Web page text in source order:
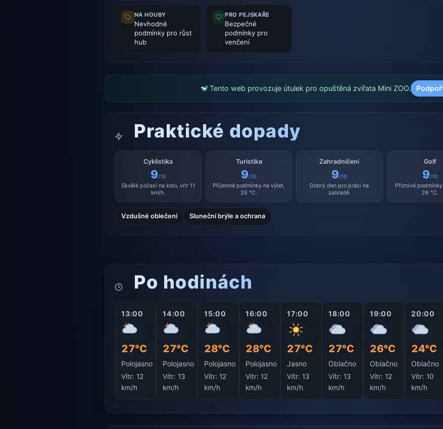
NA HOUBY
Nevhodné
podmínky pro růst
hub
PRO PEJSKAŘE
Bezpečné
podmínky pro
venčení
🐒 Tento web provozuje útulek pro opuštěná zvířata Mini ZOO.
Praktické dopady
Cyklistika
9/10
Skvělé počasí na kolo, vítr 11
km/h.
Turistika
9/10
Příjemné podmínky na výlet,
26 °C.
Zahradničení
9/10
Dobrý den pro práci na
zahradě.
Golf
9/10
Příznivé
26 °C.
Vzdušné oblečení Sluneční brýle a ochrana
Po hodinách
13:00
27°C
Polojasno
Vítr:12
km/h
14:00
27°C
Polojasno
Vítr:13
km/h
15:00
28°C
Polojasno
Vítr:12
km/h
16:00
28°C
Polojasno
Vítr:12
km/h
17:00
27°C
Jasno
Vítr:13
km/h
18:00
27°C
Oblačno
Vítr:13
km/h
19:00
26°C
Oblačno
Vítr:12
km/h
20:00
24°C
Oblačno
Vítr:10
km/h